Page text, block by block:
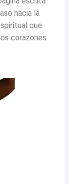
hacia la
que
corazones